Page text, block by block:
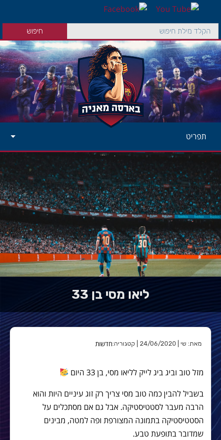
תפריט
ליאו מסי בן 33
מאת: שי | 24/06/2020 | קטגוריה: חדשות
מזל טוב וביג ביג לייק לליאו מסי, בן 33 היום
בשביל להבין כמה טוב מסי צריך רק זוג עיניים היות והוא
הרבה מעבר לסטטיסטיקה. אבל גם אם מסתכלים על
הסטטיסטיקה בתמונה המצורפת ופה למטה, מבינים
שמדובר בתופעת טבע.